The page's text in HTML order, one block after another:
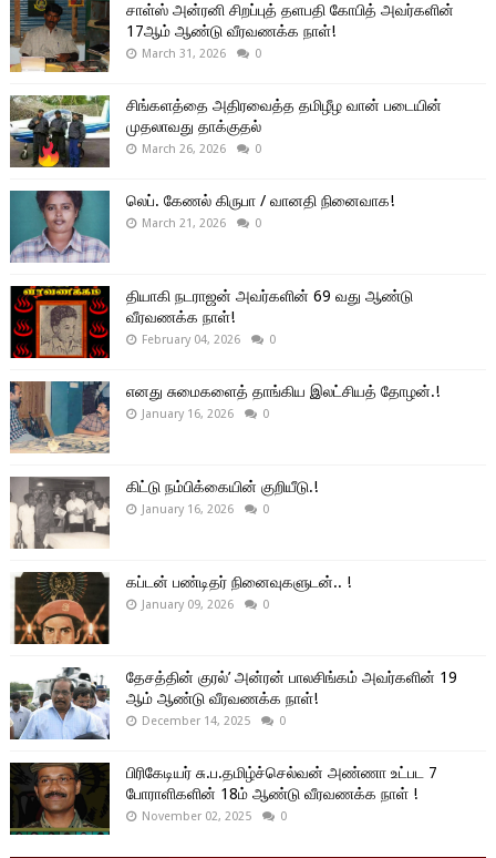
சாள்ஸ் அன்ரனி சிறப்புத் தளபதி கோபித் அவர்களின்
17ஆம் ஆண்டு வீரவணக்க நாள்!
March 31, 2026 0
சிங்களத்தை அதிரவைத்த தமிழீழ வான் படையின்
முதலாவது தாக்குதல்
March 26, 2026 0
லெப். கேணல் கிருபா / வானதி நினைவாக!
March 21, 2026 0
தியாகி நடராஜன் அவர்களின் 69 வது ஆண்டு
வீரவணக்க நாள்!
February 04, 2026 0
எனது சுமைகளைத் தாங்கிய இலட்சியத் தோழன்.!
January 16, 2026 0
கிட்டு நம்பிக்கையின் குறியீடு.!
January 16, 2026 0
கப்டன் பண்டிதர் நினைவுகளுடன்.. !
January 09, 2026 0
தேசத்தின் குரல்’ அன்ரன் பாலசிங்கம் அவர்களின் 19
ஆம் ஆண்டு வீரவணக்க நாள்!
December 14, 2025 0
பிரிகேடியர் சு.ப.தமிழ்ச்செல்வன் அண்ணா உட்பட 7
போராளிகளின் 18ம் ஆண்டு வீரவணக்க நாள் !
November 02, 2025 0